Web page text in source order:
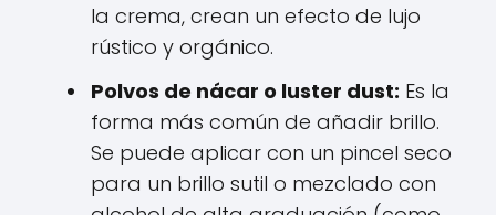
la crema, crean un efecto de lujo
rústico y orgánico.
Polvos de nácar o luster dust: Es la
forma más común de añadir brillo.
Se puede aplicar con un pincel seco
para un brillo sutil o mezclado con